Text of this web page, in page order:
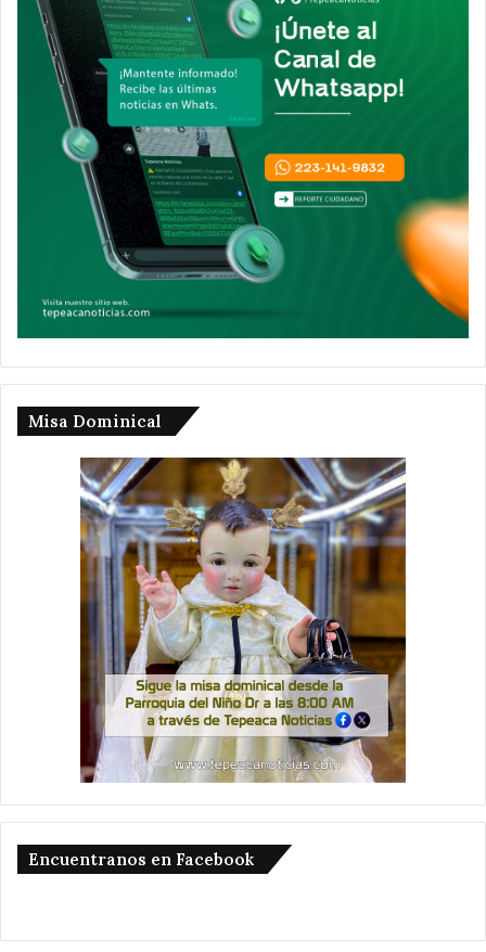
Misa Dominical
Encuentranos en Facebook